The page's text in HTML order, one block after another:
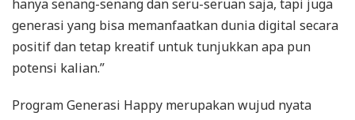
hanya senang-senang dan seru-seruan saja, tapi juga
generasi yang bisa memanfaatkan dunia digital secara
positif dan tetap kreatif untuk tunjukkan apa pun
potensi kalian.”
Program Generasi Happy merupakan wujud nyata